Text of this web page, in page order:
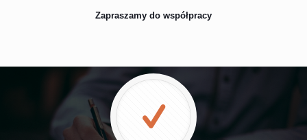
Zapraszamy do współpracy